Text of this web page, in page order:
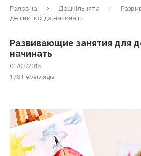
Головна Дошкільнята
детей: когда начинать
Развивающие занятия для
начинать
01/02/2015
178 Переглядів